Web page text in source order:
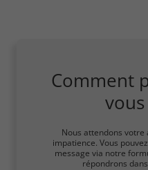
Comment
Nous attendons votre
impatience. Vous
message via notre
répondrons